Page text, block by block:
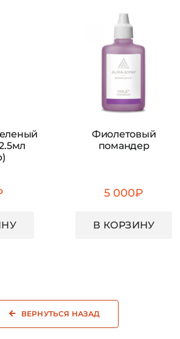
Фиолетовый
помандер
5 000₽
В КОРЗИНУ
ВЕРНУТЬСЯ НАЗАД